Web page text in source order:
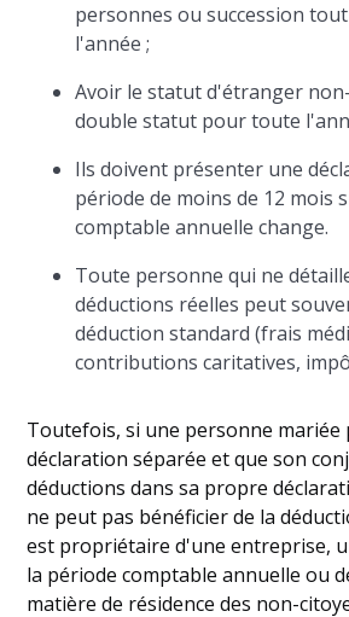
personnes ou succession
l'année ;
Avoir le statut d'étranger
double statut pour toute
Ils doivent présenter une
période de moins de 12 mois
comptable annuelle change.
Toute personne qui ne
déductions réelles peut
déduction standard (frais
contributions caritatives,
Toutefois, si une personne mariée
déclaration séparée et que son
déductions dans sa propre
ne peut pas bénéficier de la
est propriétaire d'une entreprise,
la période comptable annuelle ou
matière de résidence des non-